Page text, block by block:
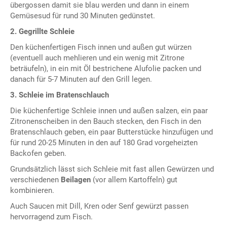
übergossen damit sie blau werden und dann in einem
Gemüsesud für rund 30 Minuten gedünstet.
2. Gegrillte Schleie
Den küchenfertigen Fisch innen und außen gut würzen
(eventuell auch mehlieren und ein wenig mit Zitrone
beträufeln), in ein mit Öl bestrichene Alufolie packen und
danach für 5-7 Minuten auf den Grill legen.
3. Schleie im Bratenschlauch
Die küchenfertige Schleie innen und außen salzen, ein paar
Zitronenscheiben in den Bauch stecken, den Fisch in den
Bratenschlauch geben, ein paar Butterstücke hinzufügen und
für rund 20-25 Minuten in den auf 180 Grad vorgeheizten
Backofen geben.
Grundsätzlich lässt sich Schleie mit fast allen Gewürzen und
verschiedenen Beilagen (vor allem Kartoffeln) gut
kombinieren.
Auch Saucen mit Dill, Kren oder Senf gewürzt passen
hervorragend zum Fisch.